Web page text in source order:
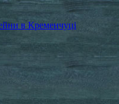
в Кременчуці